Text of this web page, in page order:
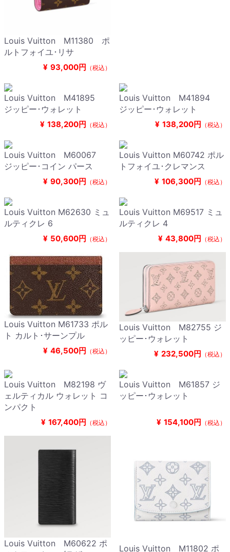
Louis Vuitton M11380 ポ
ルトフォイユ･リサ
¥ 93,000円 （税込）
Louis Vuitton M41895
ジッピー･ウォレット
¥ 138,200円 （税込）
Louis Vuitton M41894
ジッピー･ウォレット
¥ 138,200円 （税込）
Louis Vuitton M60067
ジッピー･コイン パース
¥ 90,300円 （税込）
Louis Vuitton M60742 ポル
トフォイユ･クレマンス
¥ 106,300円 （税込）
Louis Vuitton M62630 ミュ
ルティクレ 6
¥ 50,600円 （税込）
Louis Vuitton M69517 ミュ
ルティクレ 4
¥ 43,800円 （税込）
Louis Vuitton M61733 ポル
ト カルト･サーンプル
¥ 46,500円 （税込）
Louis Vuitton M82755 ジ
ッピー･ウォレット
¥ 232,500円 （税込）
Louis Vuitton M82198 ヴ
ェルティカル ウォレット コ
ンパクト
¥ 167,400円 （税込）
Louis Vuitton M61857 ジ
ッピー･ウォレット
¥ 154,100円 （税込）
Louis Vuitton M60622 ポ
Louis Vuitton M11802 ポ